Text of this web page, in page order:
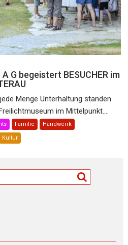
A G begeistert BESUCHER im
Menge Unterhaltung standen
im Mittelpunkt....
Familie Handwerrk
Kultur